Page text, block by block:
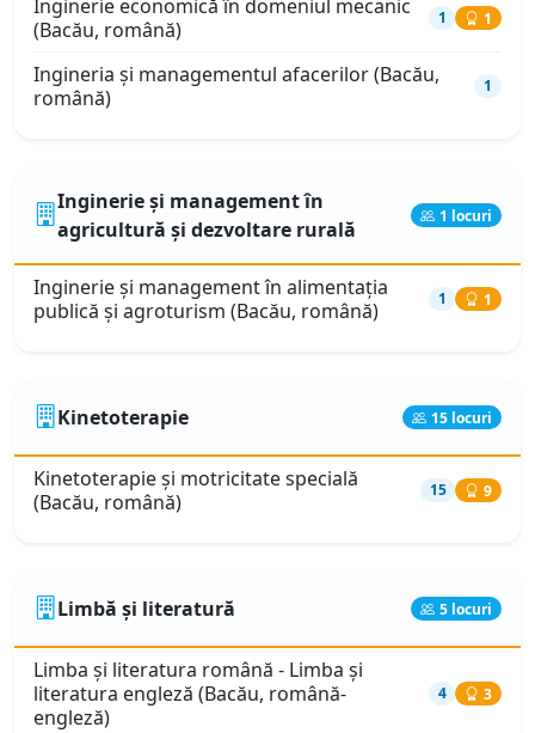
Inginerie economică în domeniul mecanic
(Bacău, română)
1 1
Ingineria și managementul afacerilor (Bacău,
română)
1
Inginerie și management în
agricultură și dezvoltare rurală
1 locuri
Inginerie și management în alimentația
publică și agroturism (Bacău, română)
1 1
Kinetoterapie 15 locuri
Kinetoterapie şi motricitate specială
(Bacău, română)
15 9
Limbă și literatură 5 locuri
Limba şi literatura română - Limba şi
literatura engleză (Bacău, română-
engleză)
4 3